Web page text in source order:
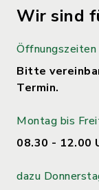
Wir sind
Öffnungszeiten
Bitte
Termin.
Montag bis
08.30 - 12.00
dazu